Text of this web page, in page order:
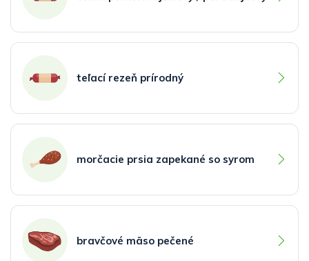
teľací rezeň prírodný
morčacie prsia zapekané so syrom
bravčové mäso pečené